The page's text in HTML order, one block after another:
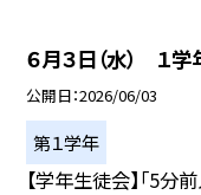
６月３日（水） １
公開日 2026/06/03
第１学年
【学年生徒会】「5分